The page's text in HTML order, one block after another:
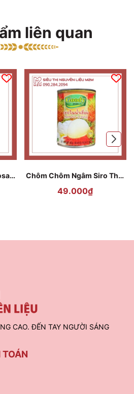
liên quan
Chôm Chôm Ngâm Siro Thái
49.000₫
CAO. ĐẾN TAY NGƯỜI SÁNG